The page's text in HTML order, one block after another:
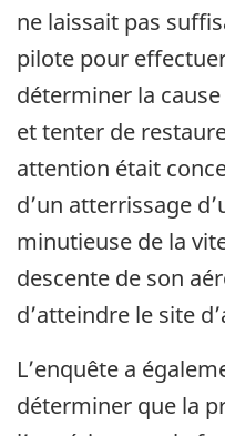
ne laissait pas
pilote pour
déterminer la
et tenter de
attention était
d’un atterrissage
minutieuse de la
descente de son
d’atteindre le site
L’enquête a
déterminer que la